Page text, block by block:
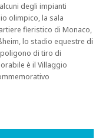
degli impianti
olimpico, la sala
fieristico di Monaco,
lo stadio equestre di
poligono di tiro di
è il Villaggio